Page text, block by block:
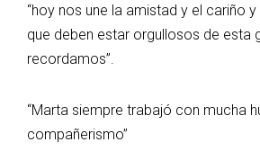
“hoy nos une la amistad y el cariño
que deben estar orgullosos de esta
recordamos”.
“Marta siempre trabajó con mucha
compañerismo”